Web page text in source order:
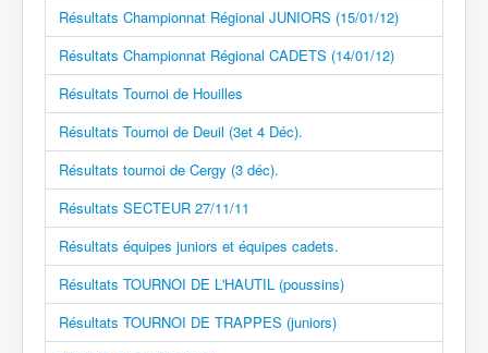
Résultats Championnat Régional JUNIORS (15/01/12)
Résultats Championnat Régional CADETS (14/01/12)
Résultats Tournoi de Houilles
Résultats Tournoi de Deuil (3et 4 Déc).
Résultats tournoi de Cergy (3 déc).
Résultats SECTEUR 27/11/11
Résultats équipes juniors et équipes cadets.
Résultats TOURNOI DE L'HAUTIL (poussins)
Résultats TOURNOI DE TRAPPES (juniors)